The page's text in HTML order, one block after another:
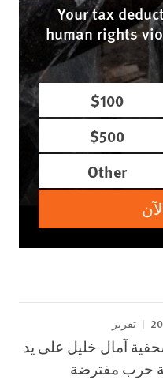
Your tax
human rights
$100
$500
Other
تقرير
آمال خليل على يد
حرب مفترضة